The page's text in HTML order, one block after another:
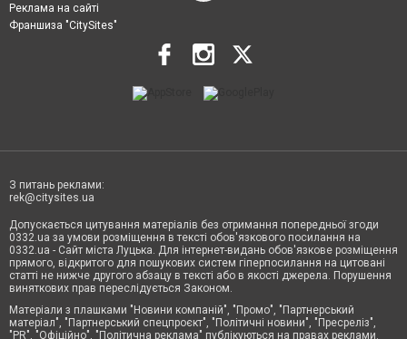
Реклама на сайті
Франшиза "CitySites"
З питань реклами:
rek@citysites.ua
Допускається цитування матеріалів без отримання попередньої згоди
0332.ua за умови розміщення в тексті обов'язкового посилання на
0332.ua - Сайт міста Луцька. Для інтернет-видань обов'язкове розміщення
прямого, відкритого для пошукових систем гіперпосилання на цитовані
статті не нижче другого абзацу в тексті або в якості джерела. Порушення
виняткових прав переслідується Законом.
Матеріали з плашками "Новини компаній", "Промо", "Партнерський
матеріал", "Партнерський спецпроєкт", "Політичні новини", "Пресреліз",
"PR", "Офіційно", "Політична реклама" публікуються на правах реклами.